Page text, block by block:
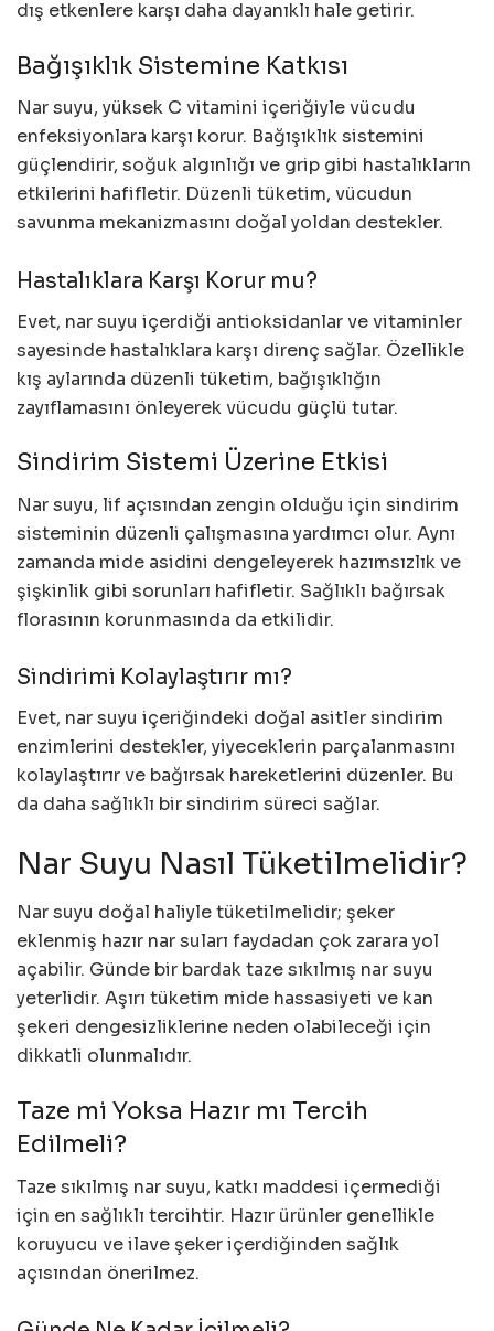
dış etkenlere karşı daha dayanıklı hale getirir.
Bağışıklık Sistemine Katkısı
Nar suyu, yüksek C vitamini içeriğiyle vücudu
enfeksiyonlara karşı korur. Bağışıklık sistemini
güçlendirir, soğuk algınlığı ve grip gibi hastalıkların
etkilerini hafifletir. Düzenli tüketim, vücudun
savunma mekanizmasını doğal yoldan destekler.
Hastalıklara Karşı Korur mu?
Evet, nar suyu içerdiği antioksidanlar ve vitaminler
sayesinde hastalıklara karşı direnç sağlar. Özellikle
kış aylarında düzenli tüketim, bağışıklığın
zayıflamasını önleyerek vücudu güçlü tutar.
Sindirim Sistemi Üzerine Etkisi
Nar suyu, lif açısından zengin olduğu için sindirim
sisteminin düzenli çalışmasına yardımcı olur. Aynı
zamanda mide asidini dengeleyerek hazımsızlık ve
şişkinlik gibi sorunları hafifletir. Sağlıklı bağırsak
florasının korunmasında da etkilidir.
Sindirimi Kolaylaştırır mı?
Evet, nar suyu içeriğindeki doğal asitler sindirim
enzimlerini destekler, yiyeceklerin parçalanmasını
kolaylaştırır ve bağırsak hareketlerini düzenler. Bu
da daha sağlıklı bir sindirim süreci sağlar.
Nar Suyu Nasıl Tüketilmelidir?
Nar suyu doğal haliyle tüketilmelidir; şeker
eklenmiş hazır nar suları faydadan çok zarara yol
açabilir. Günde bir bardak taze sıkılmış nar suyu
yeterlidir. Aşırı tüketim mide hassasiyeti ve kan
şekeri dengesizliklerine neden olabileceği için
dikkatli olunmalıdır.
Taze mi Yoksa Hazır mı Tercih
Edilmeli?
Taze sıkılmış nar suyu, katkı maddesi içermediği
için en sağlıklı tercihtir. Hazır ürünler genellikle
koruyucu ve ilave şeker içerdiğinden sağlık
açısından önerilmez.